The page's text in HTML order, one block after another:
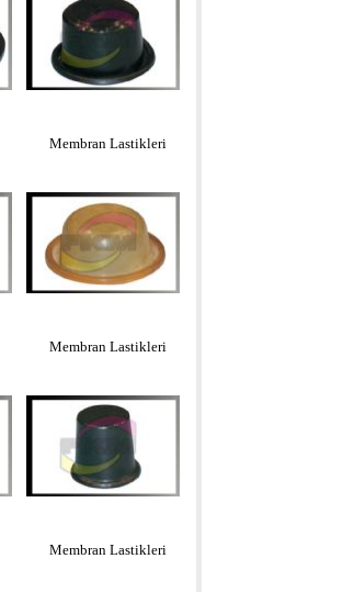
Membran Lastikleri
Membran Lastikleri
Membran Lastikleri